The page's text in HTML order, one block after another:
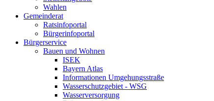
Wahlen
Gemeinderat
Ratsinfoportal
Bürgerinfoportal
Bürgerservice
Bauen und Wohnen
ISEK
Bayern Atlas
Informationen Umgehungsstraße
Wasserschutzgebiet - WSG
Wasserversorgung